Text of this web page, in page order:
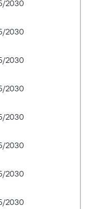
2030
2030
2030
2030
2030
2030
2030
2030